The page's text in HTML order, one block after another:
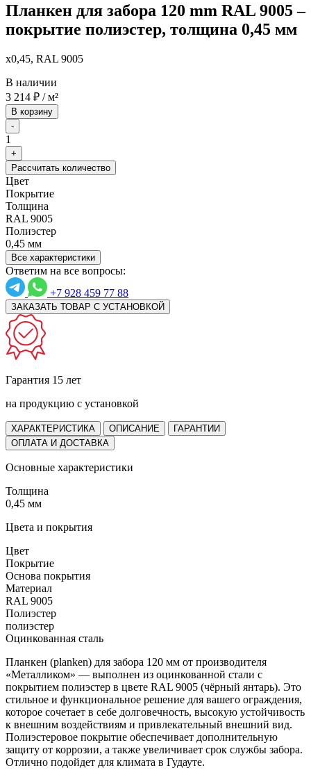
Планкен для забора 120 mm RAL 9005 –
покрытие полиэстер, толщина 0,45 мм
x0,45, RAL 9005
В наличии
3 214 ₽ / м²
В корзину
-
1
+
Рассчитать количество
Цвет
Покрытие
Толщина
RAL 9005
Полиэстер
0,45 мм
Все характеристики
Ответим на все вопросы:
+7 928 459 77 88
ЗАКАЗАТЬ ТОВАР С УСТАНОВКОЙ
Гарантия 15 лет
на продукцию с установкой
ХАРАКТЕРИСТИКА ОПИСАНИЕ
ГАРАНТИИ
ОПЛАТА И ДОСТАВКА
Основные характеристики
Толщина
0,45 мм
Цвета и покрытия
Цвет
Покрытие
Основа покрытия
Материал
RAL 9005
Полиэстер
полиэстер
Оцинкованная сталь
Планкен (planken) для забора 120 мм от производителя
«Металликом» — выполнен из оцинкованной стали с
покрытием полиэстер в цвете RAL 9005 (чёрный янтарь). Это
стильное и функциональное решение для вашего ограждения,
которое сочетает в себе долговечность, высокую устойчивость
к внешним воздействиям и привлекательный внешний вид.
Полиэстеровое покрытие обеспечивает дополнительную
защиту от коррозии, а также увеличивает срок службы забора.
Отлично подойдет для климата в Гудауте.